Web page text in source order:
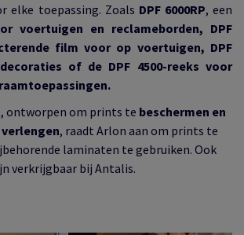
elke toepassing. Zoals DPF 6000RP, een
voertuigen en reclameborden, DPF
film voor op voertuigen, DPF
of de DPF 4500-reeks voor
ontworpen om prints te beschermen en
, raadt Arlon aan om prints te
laminaten te gebruiken. Ook
verkrijgbaar bij Antalis.